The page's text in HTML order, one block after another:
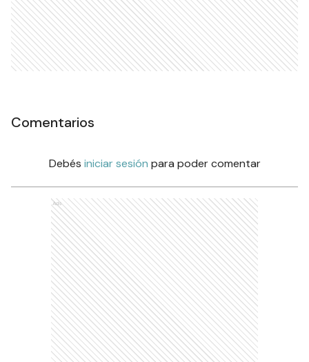
Comentarios
Debés iniciar sesión para poder comentar
Ads